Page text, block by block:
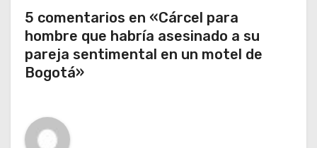
t
r
a
a
5 comentarios en «Cárcel para
hombre que habría asesinado a su
pareja sentimental en un motel de
Bogotá»